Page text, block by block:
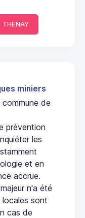
miniers
commune de
prévention
les
et en
accrue.
n'a été
locales sont
cas de